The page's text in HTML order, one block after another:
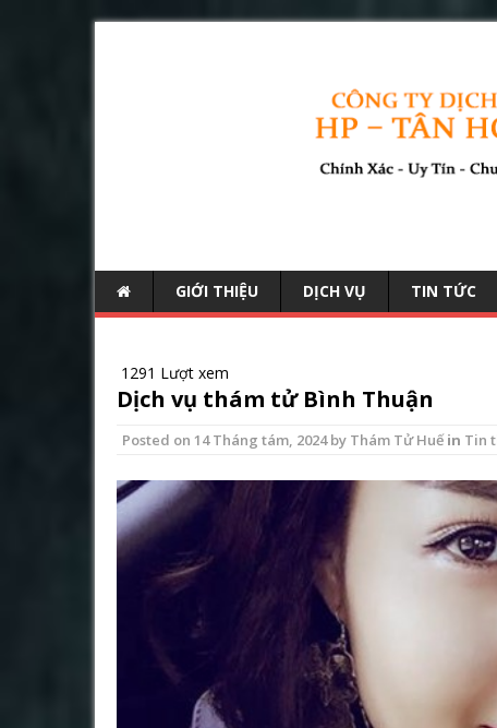
GIỚI THIỆU DỊCH VỤ TIN TỨC
1291 Lượt xem
Dịch vụ thám tử Bình Thuận
Posted on 14 Tháng tám, 2024by Thám Tử Huếin Tin